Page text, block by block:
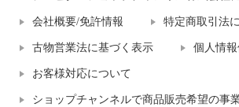
会社概要/免許情報 特定商取引法
古物営業法に基づく表示 個人情
お客様対応について
ショップチャンネルで商品販売希望の事